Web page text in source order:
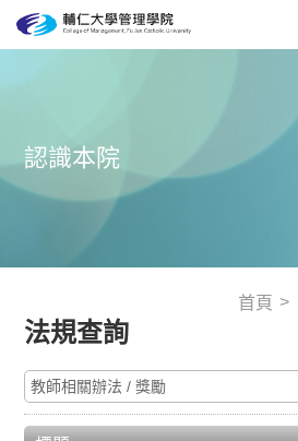
認識本院
首頁
法規查詢